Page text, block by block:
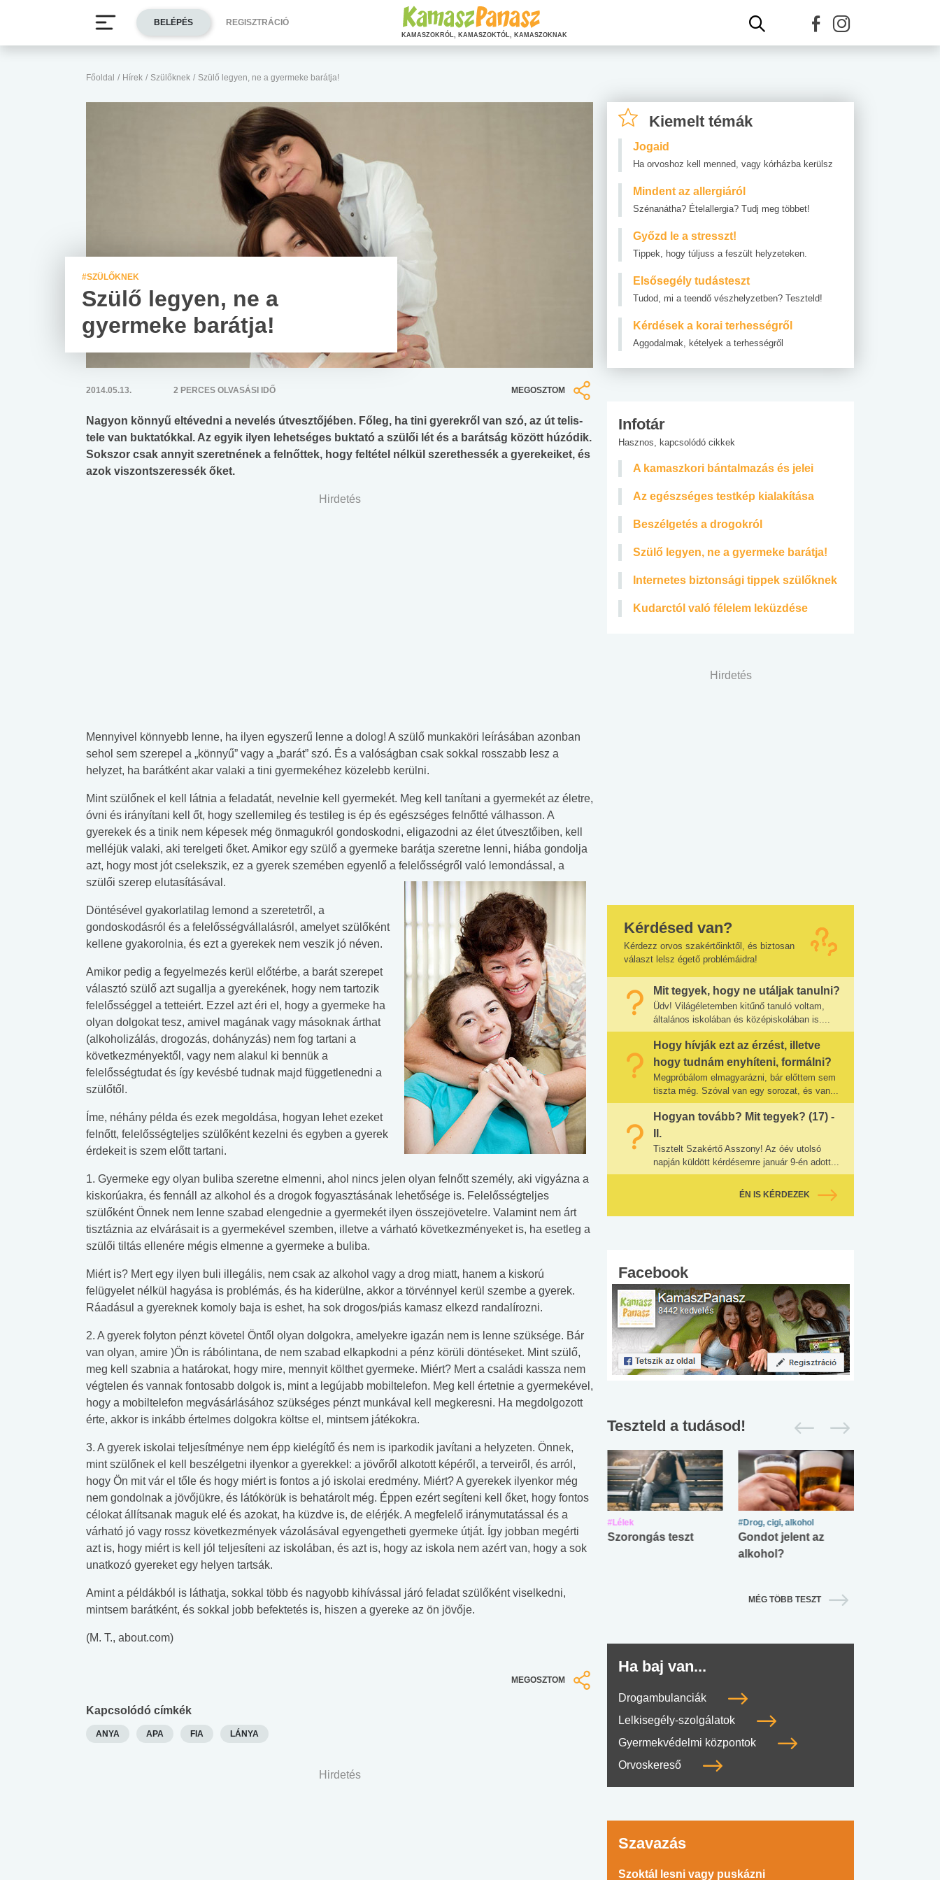
Főoldal / Hírek / Szülőknek / Szülő legyen, ne a gyermeke barátja!
#SZÜLŐKNEK
Szülő legyen, ne a
gyermeke barátja!
2014.05.13. 2 PERCES OLVASÁSI IDŐ MEGOSZTOM
Nagyon könnyű eltévedni a nevelés útvesztőjében. Főleg, ha tini gyerekről van szó, az út telis-
tele van buktatókkal. Az egyik ilyen lehetséges buktató a szülői lét és a barátság között húzódik.
Sokszor csak annyit szeretnének a felnőttek, hogy feltétel nélkül szerethessék a gyerekeiket, és
azok viszontszeressék őket.
Hirdetés
Mennyivel könnyebb lenne, ha ilyen egyszerű lenne a dolog! A szülő munkaköri leírásában azonban
sehol sem szerepel a „könnyű” vagy a „barát” szó. És a valóságban csak sokkal rosszabb lesz a
helyzet, ha barátként akar valaki a tini gyermekéhez közelebb kerülni.
Mint szülőnek el kell látnia a feladatát, nevelnie kell gyermekét. Meg kell tanítani a gyermekét az életre,
óvni és irányítani kell őt, hogy szellemileg és testileg is ép és egészséges felnőtté válhasson. A
gyerekek és a tinik nem képesek még önmagukról gondoskodni, eligazodni az élet útvesztőiben, kell
melléjük valaki, aki terelgeti őket. Amikor egy szülő a gyermeke barátja szeretne lenni, hiába gondolja
azt, hogy most jót cselekszik, ez a gyerek szemében egyenlő a felelősségről való lemondással, a
szülői szerep elutasításával.
Döntésével gyakorlatilag lemond a szeretetről, a
gondoskodásról és a felelősségvállalásról, amelyet szülőként
kellene gyakorolnia, és ezt a gyerekek nem veszik jó néven.
Amikor pedig a fegyelmezés kerül előtérbe, a barát szerepet
választó szülő azt sugallja a gyerekének, hogy nem tartozik
felelősséggel a tetteiért. Ezzel azt éri el, hogy a gyermeke ha
olyan dolgokat tesz, amivel magának vagy másoknak árthat
(alkoholizálás, drogozás, dohányzás) nem fog tartani a
következményektől, vagy nem alakul ki bennük a
felelősségtudat és így kevésbé tudnak majd függetlenedni a
szülőtől.
Íme, néhány példa és ezek megoldása, hogyan lehet ezeket
felnőtt, felelősségteljes szülőként kezelni és egyben a gyerek
érdekeit is szem előtt tartani.
1. Gyermeke egy olyan buliba szeretne elmenni, ahol nincs jelen olyan felnőtt személy, aki vigyázna a
kiskorúakra, és fennáll az alkohol és a drogok fogyasztásának lehetősége is. Felelősségteljes
szülőként Önnek nem lenne szabad elengednie a gyermekét ilyen összejövetelre. Valamint nem árt
tisztáznia az elvárásait is a gyermekével szemben, illetve a várható következményeket is, ha esetleg a
szülői tiltás ellenére mégis elmenne a gyermeke a buliba.
Miért is? Mert egy ilyen buli illegális, nem csak az alkohol vagy a drog miatt, hanem a kiskorú
felügyelet nélkül hagyása is problémás, és ha kiderülne, akkor a törvénnyel kerül szembe a gyerek.
Ráadásul a gyereknek komoly baja is eshet, ha sok drogos/piás kamasz elkezd randalírozni.
2. A gyerek folyton pénzt követel Öntől olyan dolgokra, amelyekre igazán nem is lenne szüksége. Bár
van olyan, amire )Ön is rábólintana, de nem szabad elkapkodni a pénz körüli döntéseket. Mint szülő,
meg kell szabnia a határokat, hogy mire, mennyit költhet gyermeke. Miért? Mert a családi kassza nem
végtelen és vannak fontosabb dolgok is, mint a legújabb mobiltelefon. Meg kell értetnie a gyermekével,
hogy a mobiltelefon megvásárlásához szükséges pénzt munkával kell megkeresni. Ha megdolgozott
érte, akkor is inkább értelmes dolgokra költse el, mintsem játékokra.
3. A gyerek iskolai teljesítménye nem épp kielégítő és nem is iparkodik javítani a helyzeten. Önnek,
mint szülőnek el kell beszélgetni ilyenkor a gyerekkel: a jövőről alkotott képéről, a terveiről, és arról,
hogy Ön mit vár el tőle és hogy miért is fontos a jó iskolai eredmény. Miért? A gyerekek ilyenkor még
nem gondolnak a jövőjükre, és látókörük is behatárolt még. Éppen ezért segíteni kell őket, hogy fontos
célokat állítsanak maguk elé és azokat, ha küzdve is, de elérjék. A megfelelő iránymutatással és a
várható jó vagy rossz következmények vázolásával egyengetheti gyermeke útját. Így jobban megérti
azt is, hogy miért is kell jól teljesíteni az iskolában, és azt is, hogy az iskola nem azért van, hogy a sok
unatkozó gyereket egy helyen tartsák.
Amint a példákból is láthatja, sokkal több és nagyobb kihívással járó feladat szülőként viselkedni,
mintsem barátként, és sokkal jobb befektetés is, hiszen a gyereke az ön jövője.
(M. T., about.com)
MEGOSZTOM
Kapcsolódó címkék
ANYA APA FIA LÁNYA
Hirdetés
Kiemelt témák
Jogaid
Ha orvoshoz kell menned, vagy kórházba kerülsz
Mindent az allergiáról
Szénanátha? Ételallergia? Tudj meg többet!
Győzd le a stresszt!
Tippek, hogy túljuss a feszült helyzeteken.
Elsősegély tudásteszt
Tudod, mi a teendő vészhelyzetben? Teszteld!
Kérdések a korai terhességről
Aggodalmak, kételyek a terhességről
Infotár
Hasznos, kapcsolódó cikkek
A kamaszkori bántalmazás és jelei
Az egészséges testkép kialakítása
Beszélgetés a drogokról
Szülő legyen, ne a gyermeke barátja!
Internetes biztonsági tippek szülőknek
Kudarctól való félelem leküzdése
Hirdetés
Kérdésed van?
Kérdezz orvos szakértőinktől, és biztosan
választ lelsz égető problémáidra!
Mit tegyek, hogy ne utáljak tanulni?
Üdv! Világéletemben kitűnő tanuló voltam,
általános iskolában és középiskolában is....
Hogy hívják ezt az érzést, illetve
hogy tudnám enyhíteni, formálni?
Megpróbálom elmagyarázni, bár előttem sem
tiszta még. Szóval van egy sorozat, és van...
Hogyan tovább? Mit tegyek? (17) -
II.
Tisztelt Szakértő Asszony! Az óév utolsó
napján küldött kérdésemre január 9-én adott...
ÉN IS KÉRDEZEK
Facebook
Teszteld a tudásod!
Mekkora az ökológiai
lábnyomod?
Elsősegély
tudásteszt
#Suli, munka
Angol középfokú
nyelvvizsga teszt -
#Suli, munka
Internet-függőség
teszt
#Lélek
Szorongás teszt
#Drog, cigi, alkohol
Gondot jelent az
alkohol?
MÉG TÖBB TESZT
Ha baj van...
Drogambulanciák
Lelkisegély-szolgálatok
Gyermekvédelmi központok
Orvoskereső
Szavazás
Szoktál lesni vagy puskázni
BELÉPÉS REGISZTRÁCIÓ
KAMASZOKRÓL, KAMASZOKTÓL, KAMASZOKNAK